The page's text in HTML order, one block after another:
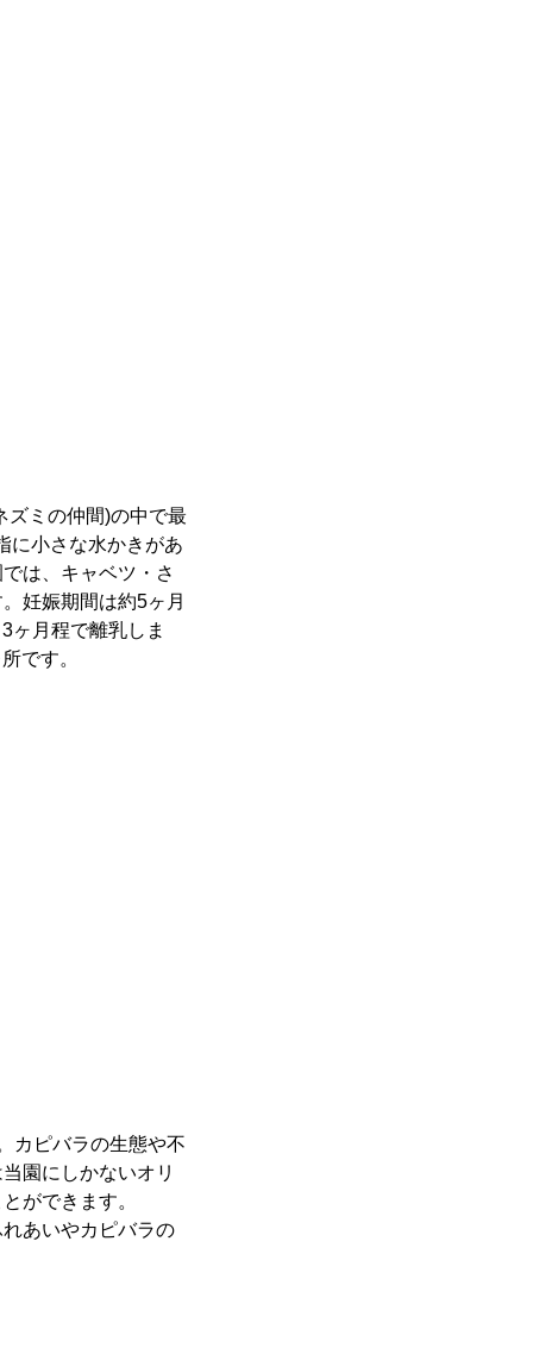
ズミの仲間)の中で最
に小さな水かきがあ
は、キャベツ・さ
妊娠期間は約5ヶ月
ヶ月程で離乳しま
です。
カピバラの生態や不
園にしかないオリ
ができます。
あいやカピバラの